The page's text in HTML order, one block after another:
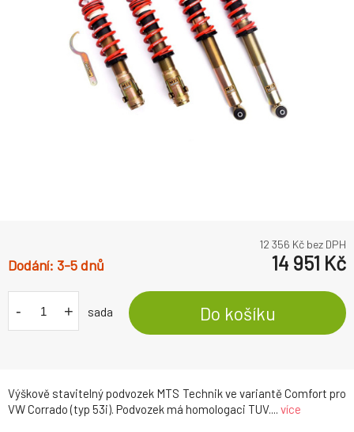
Výškově stavitelný podvozek MTS Technik ve variantě Comfort pro
VW Corrado (typ 53i). Podvozek má homologaci TUV.... více
12 356 Kč bez DPH
3-5 dnů 14 951 Kč
- + sada Do košíku